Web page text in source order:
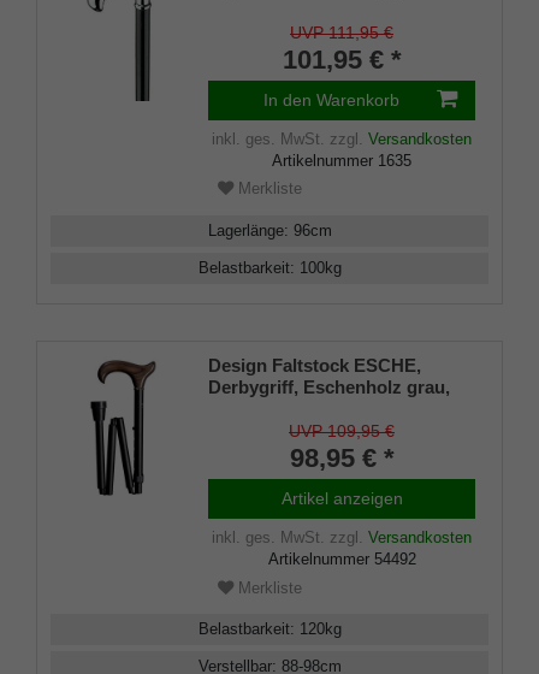
Buche seidenmatt schwarz
lackiert, inklusive Gummipuffer
UVP 111,95 €
101,95 € *
In den Warenkorb
inkl. ges. MwSt. zzgl. Versandkosten
Artikelnummer 1635
Merkliste
Lagerlänge: 96cm
Belastbarkeit: 100kg
Design Faltstock ESCHE,
Derbygriff, Eschenholz grau,
schwarz, verstellbar 88-98 cm,
faltbar, inkl. Gummipuffer
UVP 109,95 €
98,95 € *
Artikel anzeigen
inkl. ges. MwSt. zzgl. Versandkosten
Artikelnummer 54492
Merkliste
Belastbarkeit: 120kg
Verstellbar: 88-98cm